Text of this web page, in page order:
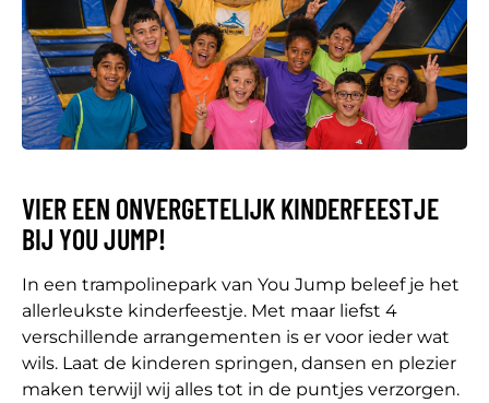
VIER EEN ONVERGETELIJK KINDERFEESTJE
BIJ YOU JUMP!
In een trampolinepark van You Jump beleef je het
allerleukste kinderfeestje. Met maar liefst 4
verschillende arrangementen is er voor ieder wat
wils. Laat de kinderen springen, dansen en plezier
maken terwijl wij alles tot in de puntjes verzorgen.